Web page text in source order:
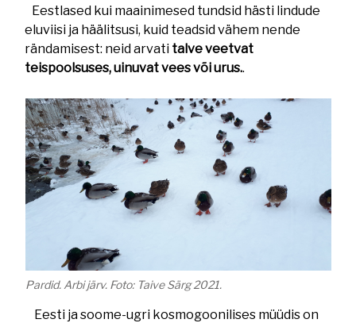
Eestlased kui maainimesed tundsid hästi lindude
eluviisi ja häälitsusi, kuid teadsid vähem nende
rändamisest: neid arvati talve veetvat
teispoolsuses, uinuvat vees või urus..
Pardid. Arbi järv. Foto: Taive Särg 2021.
Eesti ja soome-ugri kosmogoonilises müüdis on